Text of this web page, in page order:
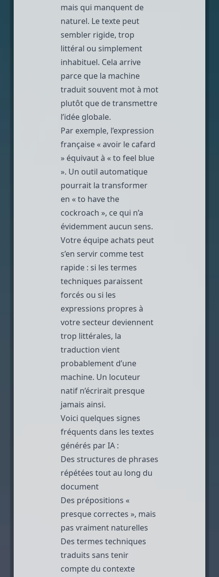
mais qui manquent de
naturel. Le texte peut
sembler rigide, trop
littéral ou simplement
inhabituel. Cela arrive
parce que la machine
traduit souvent mot à mot
plutôt que de transmettre
l’idée globale.
Par exemple, l’expression
française « avoir le cafard
» équivaut à « to feel blue
». Un outil automatique
pourrait la transformer
en « to have the
cockroach », ce qui n’a
évidemment aucun sens.
Votre équipe achats peut
s’en servir comme test
rapide : si les termes
techniques paraissent
forcés ou si les
expressions propres à
votre secteur deviennent
trop littérales, la
traduction vient
probablement d’une
machine. Un locuteur
natif n’écrirait presque
jamais ainsi.
Voici quelques signes
fréquents dans les textes
générés par IA :
Des structures de phrases
répétées tout au long du
document
Des prépositions «
presque correctes », mais
pas vraiment naturelles
Des termes techniques
traduits sans tenir
compte du contexte